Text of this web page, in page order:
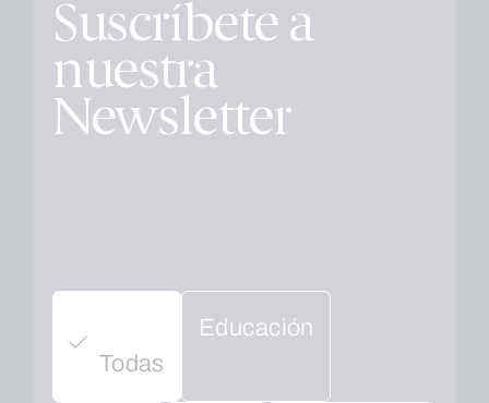
Suscríbete a
nuestra
Newsletter
Todas
Educación